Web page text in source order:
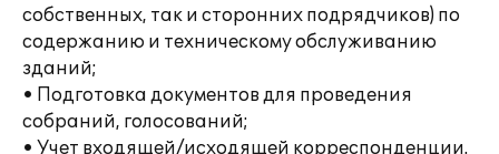
собственных, так и сторонних подрядчиков) по
содержанию и техническому обслуживанию
зданий;
• Подготовка документов для проведения
собраний, голосований;
• Учет входящей/исходящей корреспонденции.